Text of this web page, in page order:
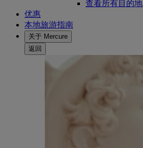
查看所有目的地
优惠
本地旅游指南
关于 Mercure
返回